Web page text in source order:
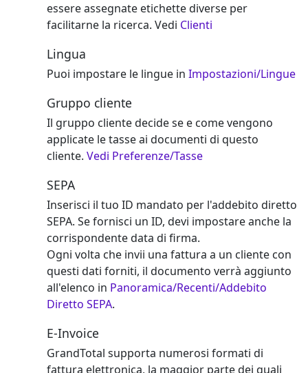
essere assegnate etichette diverse per
facilitarne la ricerca. Vedi Clienti
Lingua
Puoi impostare le lingue in Impostazioni/Lingue
Gruppo cliente
Il gruppo cliente decide se e come vengono
applicate le tasse ai documenti di questo
cliente. Vedi Preferenze/Tasse
SEPA
Inserisci il tuo ID mandato per l'addebito diretto
SEPA. Se fornisci un ID, devi impostare anche la
corrispondente data di firma.
Ogni volta che invii una fattura a un cliente con
questi dati forniti, il documento verrà aggiunto
all'elenco in Panoramica/Recenti/Addebito
Diretto SEPA.
E-Invoice
GrandTotal supporta numerosi formati di
fattura elettronica, la maggior parte dei quali